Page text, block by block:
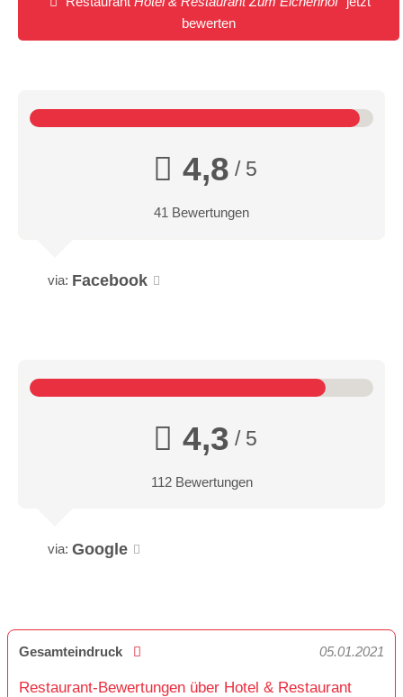
bewerten
4,8 / 5
41 Bewertungen
via: Facebook
4,3 / 5
112 Bewertungen
via: Google
Gesamteindruck 05.01.2021
Restaurant-Bewertungen über Hotel & Restaurant